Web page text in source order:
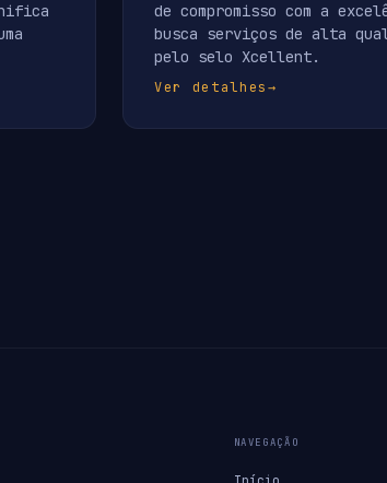
de compromisso com a
busca serviços de alta
pelo selo Xcellent.
Ver detalhes→
NAVEGAÇÃO